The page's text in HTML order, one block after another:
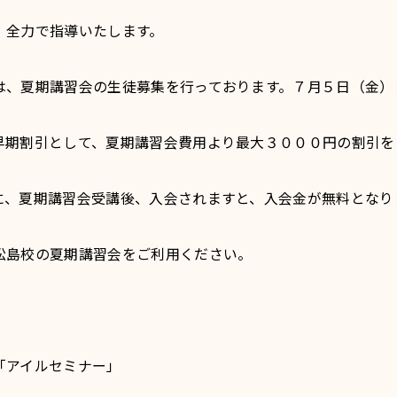
力で指導いたします。
夏期講習会の生徒募集を行っております。７月５日（金
割引として、夏期講習会費用より最大３０００円の割引を
夏期講習会受講後、入会されますと、入会金が無料となり
校の夏期講習会をご利用ください。
イルセミナー」